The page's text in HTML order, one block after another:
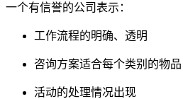
一个有信誉的公司表示：
工作流程的明确、透明
咨询方案适合每个类别的物品
活动的处理情况出现